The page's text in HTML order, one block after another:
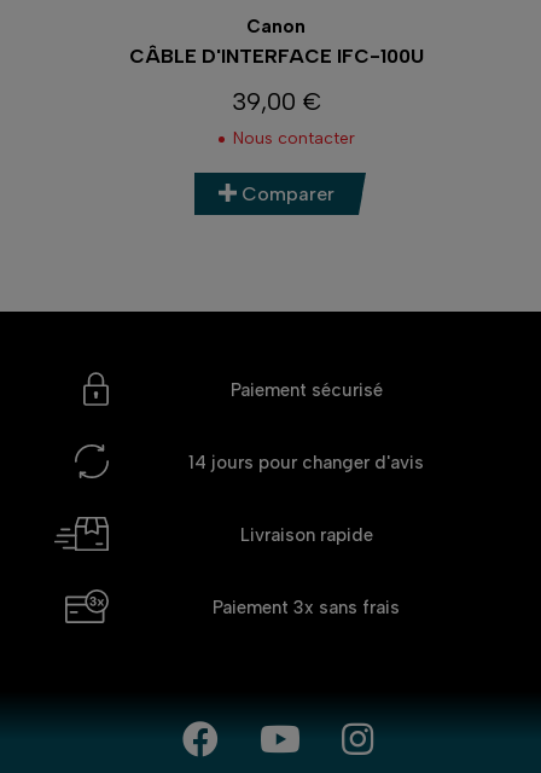
Canon
CÂBLE D'INTERFACE IFC-100U
Prix
39,00 €
Nous contacter
Comparer
Paiement sécurisé
14 jours pour changer d'avis
Livraison rapide
Paiement 3x sans frais